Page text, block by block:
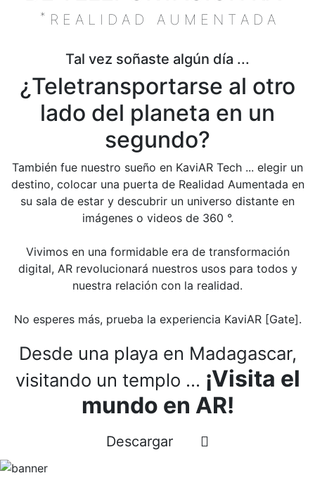
* R E A L I D A D A U M E N T A D A
Tal vez soñaste algún día ...
¿Teletransportarse al otro
lado del planeta en un
segundo?
También fue nuestro sueño en KaviAR Tech ... elegir un
destino, colocar una puerta de Realidad Aumentada en
su sala de estar y descubrir un universo distante en
imágenes o videos de 360 ​​°.
Vivimos en una formidable era de transformación
digital, AR revolucionará nuestros usos para todos y
nuestra relación con la realidad.
No esperes más, prueba la experiencia KaviAR [Gate].
Desde una playa en Madagascar,
visitando un templo ... ¡Visita el
mundo en AR!
Descargar